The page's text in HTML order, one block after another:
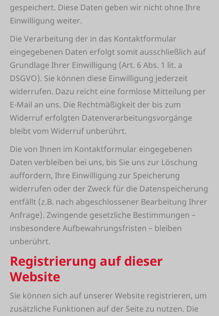
gespeichert. Diese Daten geben wir nicht ohne Ihre
Einwilligung weiter.
Die Verarbeitung der in das Kontaktformular
eingegebenen Daten erfolgt somit ausschließlich auf
Grundlage Ihrer Einwilligung (Art. 6 Abs. 1 lit. a
DSGVO). Sie können diese Einwilligung jederzeit
widerrufen. Dazu reicht eine formlose Mitteilung per
E-Mail an uns. Die Rechtmäßigkeit der bis zum
Widerruf erfolgten Datenverarbeitungsvorgänge
bleibt vom Widerruf unberührt.
Die von Ihnen im Kontaktformular eingegebenen
Daten verbleiben bei uns, bis Sie uns zur Löschung
auffordern, Ihre Einwilligung zur Speicherung
widerrufen oder der Zweck für die Datenspeicherung
entfällt (z.B. nach abgeschlossener Bearbeitung Ihrer
Anfrage). Zwingende gesetzliche Bestimmungen –
insbesondere Aufbewahrungsfristen – bleiben
unberührt.
Registrierung auf dieser
Website
Sie können sich auf unserer Website registrieren, um
zusätzliche Funktionen auf der Seite zu nutzen. Die